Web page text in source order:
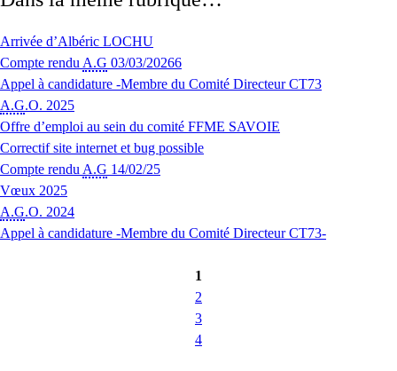
Arrivée d’Albéric LOCHU
Compte rendu A.G 03/03/20266
Appel à candidature -Membre du Comité Directeur CT73
A.G.O. 2025
Offre d’emploi au sein du comité FFME SAVOIE
Correctif site internet et bug possible
Compte rendu A.G 14/02/25
Vœux 2025
A.G.O. 2024
Appel à candidature -Membre du Comité Directeur CT73-
1
2
3
4